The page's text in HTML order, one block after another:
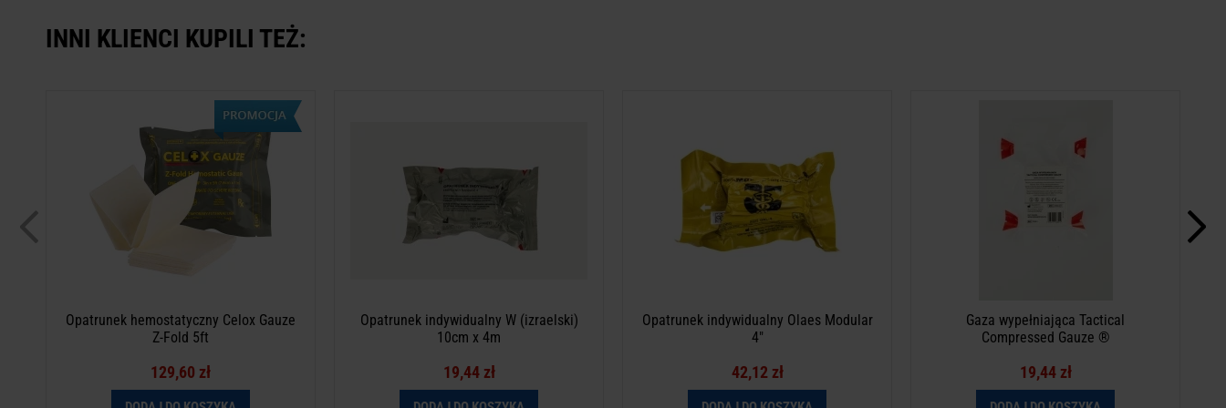
INNI KLIENCI KUPILI TEŻ:
Opatrunek hemostatyczny Celox Gauze
Z-Fold 5ft
Opatrunek hemostatyczny Celox Gauze Z-
To jest wyrób medyczny. Używaj go zgodnie z
instrukcją używania lub etykietą.
129,60 zł
Opatrunek indywidualny W (izraelski)
10cm x 4m
To jest wyrób medyczny. Używaj go zgodnie z
instrukcją używania lub etykietą.
Made in Poland
19,44 zł
Opatrunek indywidualny Olaes Modular
4"
To jest wyrób medyczny. Używaj go zgodnie z
instrukcją używania lub etykietą.
42,12 zł
Gaza wypełniająca Tactical
Compressed Gauze ®
instrukcją używania lub etykietą.
Made in Poland
19,44 zł